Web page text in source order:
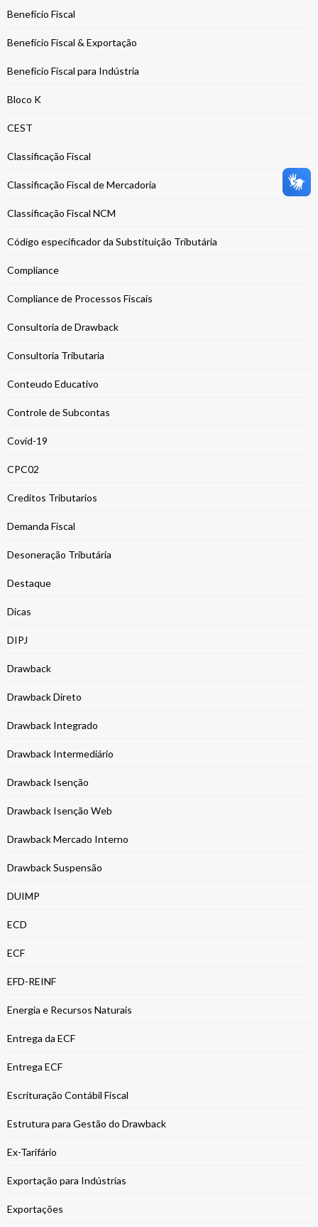
Benefício Fiscal
Benefício Fiscal & Exportação
Benefício Fiscal para Indústria
Bloco K
CEST
Classificação Fiscal
Classificação Fiscal de Mercadoria
Classificação Fiscal NCM
Código especificador da Substituição Tributária
Compliance
Compliance de Processos Fiscais
Consultoria de Drawback
Consultoria Tributaria
Conteudo Educativo
Controle de Subcontas
Covid-19
CPC02
Creditos Tributarios
Demanda Fiscal
Desoneração Tributária
Destaque
Dicas
DIPJ
Drawback
Drawback Direto
Drawback Integrado
Drawback Intermediário
Drawback Isenção
Drawback Isenção Web
Drawback Mercado Interno
Drawback Suspensão
DUIMP
ECD
ECF
EFD-REINF
Energia e Recursos Naturais
Entrega da ECF
Entrega ECF
Escrituração Contábil Fiscal
Estrutura para Gestão do Drawback
Ex-Tarifário
Exportação para Indústrias
Exportações